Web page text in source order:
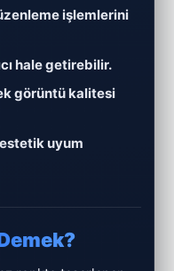
işlemlerini
hale getirebilir.
görüntü kalitesi
uyum